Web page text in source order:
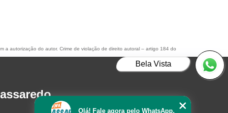
a autorização do autor. Crime de violação de direito autoral – artigo 184 do
Olá! Fale agora pelo WhatsApp.
Bela Vista